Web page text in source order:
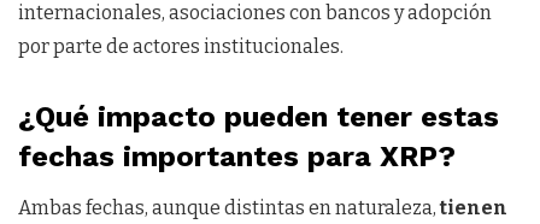
internacionales, asociaciones con bancos y adopción
por parte de actores institucionales.
¿Qué impacto pueden tener estas
fechas importantes para XRP?
Ambas fechas, aunque distintas en naturaleza,tienen